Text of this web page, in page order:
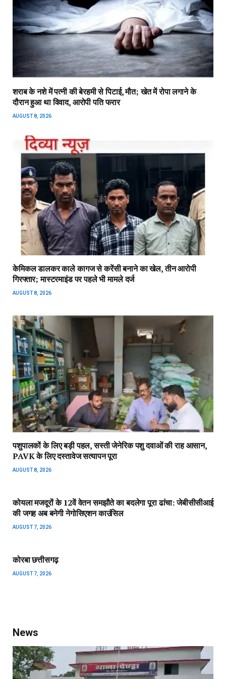
शराब के नशे में पत्नी की बेरहमी से पिटाई, मौत; खेत में रोपा लगाने के
दौरान हुआ था विवाद, आरोपी पति फरार
AUGUST 8, 2026
केमिकल डालकर काले कागज से करेंसी बनाने का खेल, तीन आरोपी
गिरफ्तार; मास्टरमाइंड पर पहले भी मामले दर्ज
AUGUST 8, 2026
पशुपालकों के लिए बड़ी पहल, सस्ती जेनेरिक पशु दवाओं की राह आसान,
PAVK के लिए दस्तावेज सत्यापन पूरा
AUGUST 8, 2026
कोयला मजदूरों के 12वें वेतन समझौते का बदलेगा पूरा ढांचा: जेबीसीसीआई
की जगह अब बनेगी नेगोसिएशन काउंसिल
AUGUST 7, 2026
कोरबा छत्तीसगढ़
AUGUST 7, 2026
News